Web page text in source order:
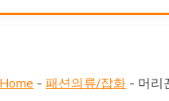
Home -패션의류/잡화 - 머리